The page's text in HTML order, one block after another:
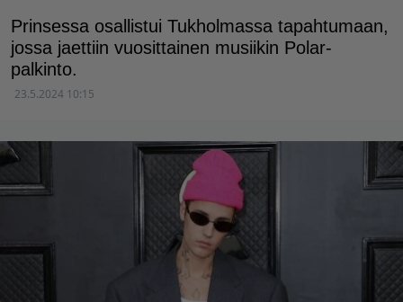
Prinsessa osallistui Tukholmassa tapahtumaan,
jossa jaettiin vuosittainen musiikin Polar-
palkinto.
23.5.2024 10:15